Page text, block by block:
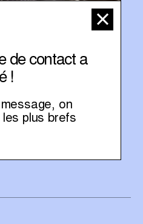
de contact a
!
on
plus brefs